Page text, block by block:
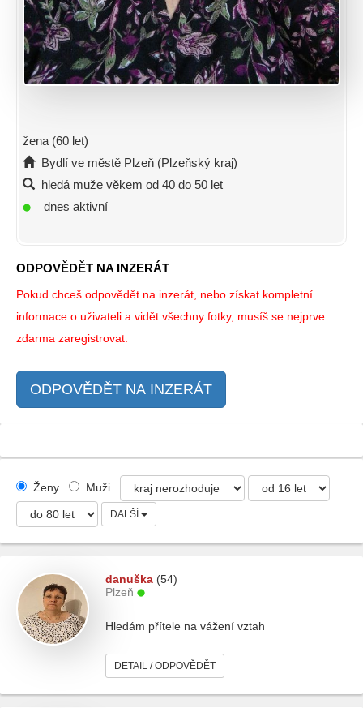
žena (60 let)
Bydlí ve městě Plzeň (Plzeňský kraj)
hledá muže věkem od 40 do 50 let
dnes aktivní
ODPOVĚDĚT NA INZERÁT
Pokud chceš odpovědět na inzerát, nebo získat kompletní
informace o uživateli a vidět všechny fotky, musíš se nejprve
zdarma zaregistrovat.
ODPOVĚDĚT NA INZERÁT
Ženy Muži
DALŠÍ
danuška (54)
Plzeň
Hledám přítele na vážení vztah
DETAIL / ODPOVĚDĚT